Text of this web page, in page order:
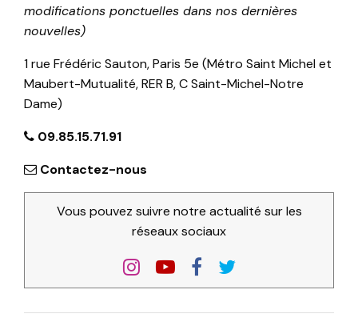
modifications ponctuelles dans nos dernières
nouvelles)
1 rue Frédéric Sauton, Paris 5e (Métro Saint Michel et
Maubert-Mutualité, RER B, C Saint-Michel-Notre
Dame)
09.85.15.71.91
Contactez-nous
Vous pouvez suivre notre actualité sur les
réseaux sociaux